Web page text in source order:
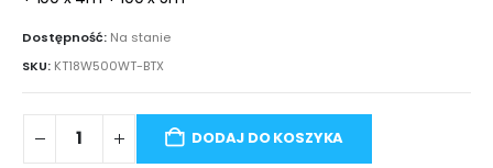
Dostępność: Na stanie
SKU: KT18W500WT-BTX
DODAJ DO KOSZYKA